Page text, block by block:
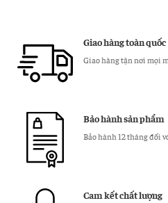
thật
TL18
Giao hàng toàn quốc
Giao hàng tận nơi mọi
Bảo hành sản phẩm
Bảo hành 12 tháng đối
Cam kết chất lượng